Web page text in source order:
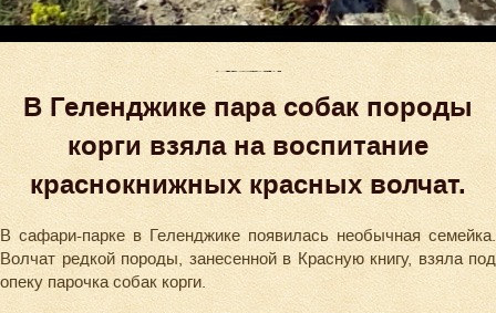
В Геленджике пара собак породы
корги взяла на воспитание
краснокнижных красных волчат.
В сафари-парке в Геленджике появилась необычная семейка.
Волчат редкой породы, занесенной в Красную книгу, взяла под
опеку парочка собак корги.